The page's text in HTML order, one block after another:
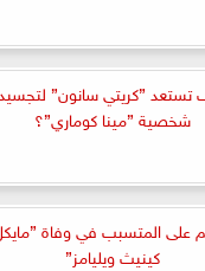
تستعد ”كريتي سانون”
شخصية ”مينا كوماري”؟
على المتسبب في وفاة
كينيث ويليامز”